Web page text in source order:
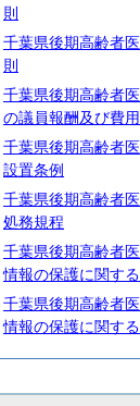
則
千葉県後期高齢者
則
千葉県後期高齢者
の議員報酬及び費
千葉県後期高齢者
設置条例
千葉県後期高齢者
処務規程
千葉県後期高齢者
情報の保護に関す
千葉県後期高齢者
情報の保護に関す